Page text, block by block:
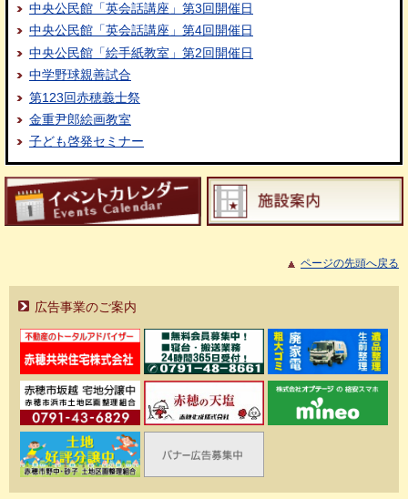
中央公民館「英会話講座」第3回開催日
中央公民館「英会話講座」第4回開催日
中央公民館「絵手紙教室」第2回開催日
中学野球親善試合
第123回赤穂義士祭
金重尹郎絵画教室
子ども啓発セミナー
ページの先頭へ戻る
広告事業のご案内